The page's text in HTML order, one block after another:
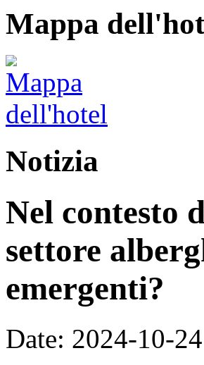
Mappa
Notizia
Nel contesto
settore
emergenti?
Date: 2024-10-24